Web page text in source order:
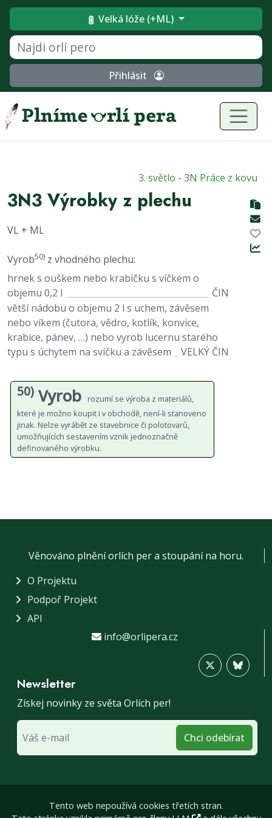
Velká lóže (+ML)
Přihlásit
3. světlo - 3N Práce z kovu
3N3 Výrobky z plechu
VL + ML
Vyrob50) z vhodného plechu:
hrnek s ouškem nebo krabičku s víčkem o
objemu 0,2 l
ČIN
větší nádobu o objemu 2 l s uchem, závěsem
nebo víkem (čutora, vědro, kotlík, konvice,
krabice, pánev, …) nebo vyrob lucernu starého
typu s úchytem na svíčku a závěsem
VELKÝ ČIN
50) Vyrob
rozumí se výroba z materiálů,
které je možno koupit i v obchodě, není-li stanoveno
jinak. Nelze vyrábět ze stavebnice či polotovarů,
umožňujících sestavením vznik jednoznačně
definovaného výrobku.
Věnováno plnění orlích per a stoupání na horu.
O Projektu
Podpoř Projekt
API
info@orlipera.cz
Newsletter
Získej novinky ze světa Orlích per!
Chci odebírat
Tento web nepoužívá cookies třetích stran.